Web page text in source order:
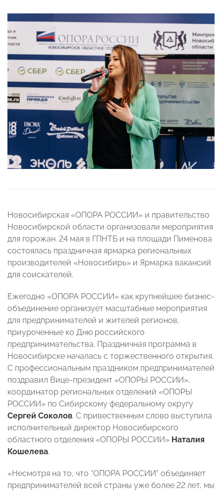
Новосибирская «ОПОРА РОССИИ» и правительство
Новосибирской области организовали мероприятия
для горожан. 24 мая в ГПНТБ и на площади Пименова
состоялась праздничная ярмарка региональных
производителей «Новосибирь» и Ярмарка вакансий
для соискателей.
Ежегодно «ОПОРА РОССИИ» как крупнейшее бизнес-
объединение организует масштабные мероприятия
для предпринимателей и жителей регионов,
приуроченные ко Дню российского
предпринимательства. Праздничная программа в
Новосибирске началась с торжественного открытия.
С профессиональным праздником предпринимателей
поздравил Вице-президент «ОПОРЫ РОССИИ»,
координатор региональных отделений «ОПОРЫ
РОССИИ» по Сибирскому федеральному округу
Сергей Соколов. С привественным слово выступила
исполнительный директор Новосибирского
областного отделения «ОПОРЫ РОССИИ» Наталия
Кошелева.
«Несмотря на то, что “ОПОРА РОССИИ” объединяет
предпринимателей всей страны уже более 22 лет, мы